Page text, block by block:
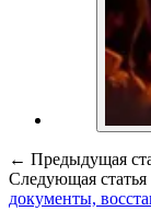
← Предыдущая
Следующая статья
документы,